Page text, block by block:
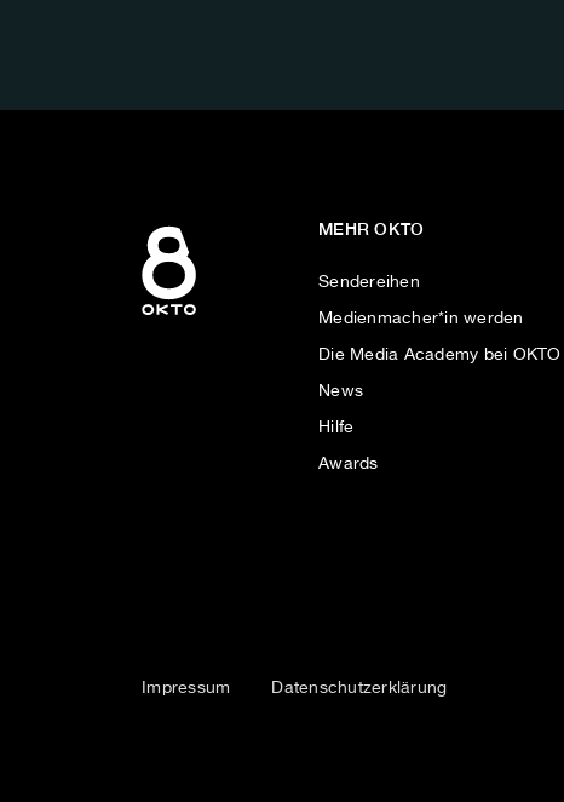
MEHR OKTO
Sendereihen
Medienmacher*in werden
Die Media Academy bei OKTO
News
Hilfe
Awards
Impressum Datenschutzerklärung